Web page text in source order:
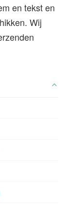
en tekst en
Wij